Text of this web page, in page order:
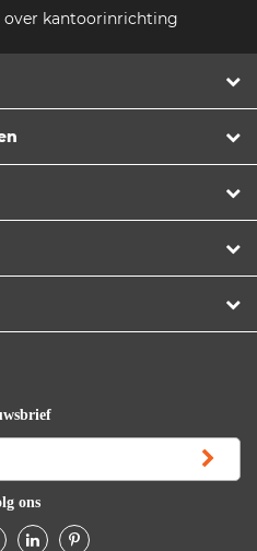
over kantoorinrichting
ons